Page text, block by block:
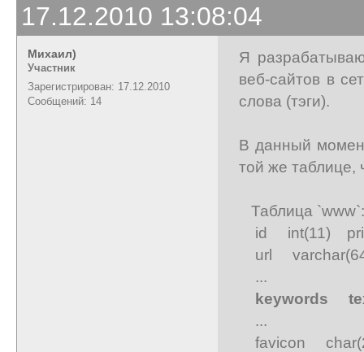
17.12.2010 13:08:04
Михаил)
Участник
Зарегистрирован: 17.12.2010
Сообщений: 14
Я
веб-сайтов в
слова (тэги).
В данный
той же таблице,
Таблица `www`:
id int(11)
url
...
keywords
...
favicon